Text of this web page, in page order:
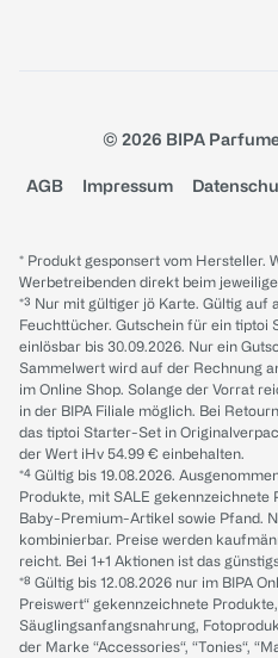
© 2026 BIPA
AGB Impressum
* Produkt gesponsert vom Hersteller.
Werbetreibenden direkt beim
*³ Nur mit gültiger jö Karte. Gültig auf
Feuchttücher. Gutschein für ein tiptoi
einlösbar bis 30.09.2026. Nur ein
Sammelwert wird auf der Rechnung
im Online Shop. Solange der Vorrat
in der BIPA Filiale möglich. Bei
das tiptoi Starter-Set in
der Wert iHv 54.99 € einbehalten.
*⁴ Gültig bis 19.08.2026.
Produkte, mit SALE gekennzeichnete
Baby-Premium-Artikel sowie Pfand.
kombinierbar. Preise werden
reicht. Bei 1+1 Aktionen ist das
*⁸ Gültig bis 12.08.2026 nur im BIPA
Preiswert“ gekennzeichnete
Säuglingsanfangsnahrung,
der Marke “Accessories“, “Tonies“,